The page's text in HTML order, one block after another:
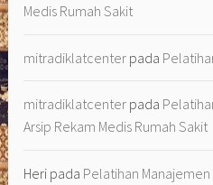
Medis Rumah Sakit
mitradiklatcenter pada
mitradiklatcenter pada
Arsip Rekam Medis Rumah Sakit
Heri pada Pelatihan